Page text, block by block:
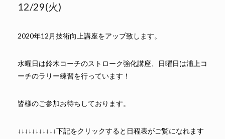
12/29(火)
2020年12月技術向上講座をアップ致します。
水曜日は鈴木コーチのストローク強化講座、日曜日は浦上コ
ーチのラリー練習を行っています！
皆様のご参加お待ちしております。
↓↓↓↓↓↓↓↓↓↓↓下記をクリックすると日程表がご覧になれます